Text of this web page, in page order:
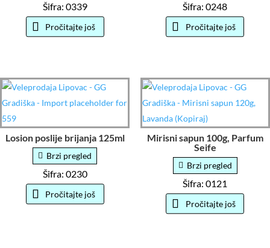
Šifra: 0339
Pročitajte još
Šifra: 0248
Pročitajte još
Losion poslije brijanja 125ml
Brzi pregled
Šifra: 0230
Pročitajte još
Mirisni sapun 100g, Parfum
Seife
Brzi pregled
Šifra: 0121
Pročitajte još